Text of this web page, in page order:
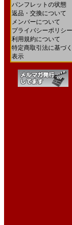
パンフレットの状態
返品・交換について
メンバーについて
プライバシーポリシー
利用規約について
特定商取引法に基づく
表示